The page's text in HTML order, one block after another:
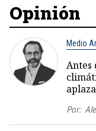
Opinión
Medio
Antes
Por: